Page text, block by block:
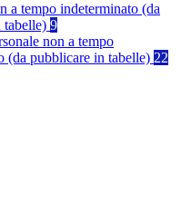
a tempo indeterminato (da
tabelle) 9
non a tempo
(da pubblicare in tabelle) 22